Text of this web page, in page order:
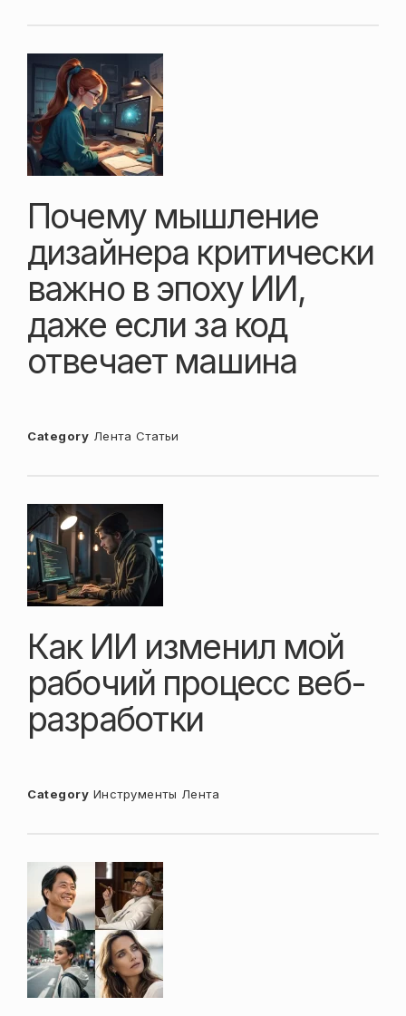
Почему мышление
дизайнера критически
важно в эпоху ИИ,
даже если за код
отвечает машина
Category Лента Статьи
Как ИИ изменил мой
рабочий процесс веб-
разработки
Category Инструменты Лента